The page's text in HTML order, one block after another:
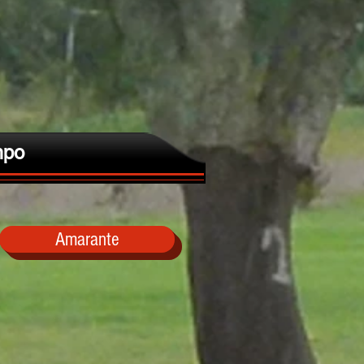
Amarante